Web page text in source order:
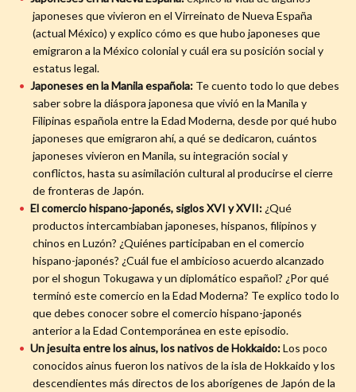
japoneses que vivieron en el Virreinato de Nueva España
(actual México) y explico cómo es que hubo japoneses que
emigraron a la México colonial y cuál era su posición social y
estatus legal.
Japoneses en la Manila española: Te cuento todo lo que debes
saber sobre la diáspora japonesa que vivió en la Manila y
Filipinas española entre la Edad Moderna, desde por qué hubo
japoneses que emigraron ahí, a qué se dedicaron, cuántos
japoneses vivieron en Manila, su integración social y
conflictos, hasta su asimilación cultural al producirse el cierre
de fronteras de Japón.
El comercio hispano-japonés, siglos XVI y XVII: ¿Qué
productos intercambiaban japoneses, hispanos, filipinos y
chinos en Luzón? ¿Quiénes participaban en el comercio
hispano-japonés? ¿Cuál fue el ambicioso acuerdo alcanzado
por el shogun Tokugawa y un diplomático español? ¿Por qué
terminó este comercio en la Edad Moderna? Te explico todo lo
que debes conocer sobre el comercio hispano-japonés
anterior a la Edad Contemporánea en este episodio.
Un jesuita entre los ainus, los nativos de Hokkaido:Los poco
conocidos ainus fueron los nativos de la isla de Hokkaido y los
descendientes más directos de los aborígenes de Japón de la